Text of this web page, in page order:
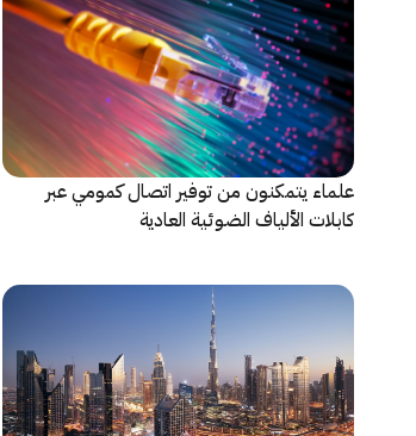
علماء يتمكنون من توفير اتصال كمومي عبر
كابلات الألياف الضوئية العادية